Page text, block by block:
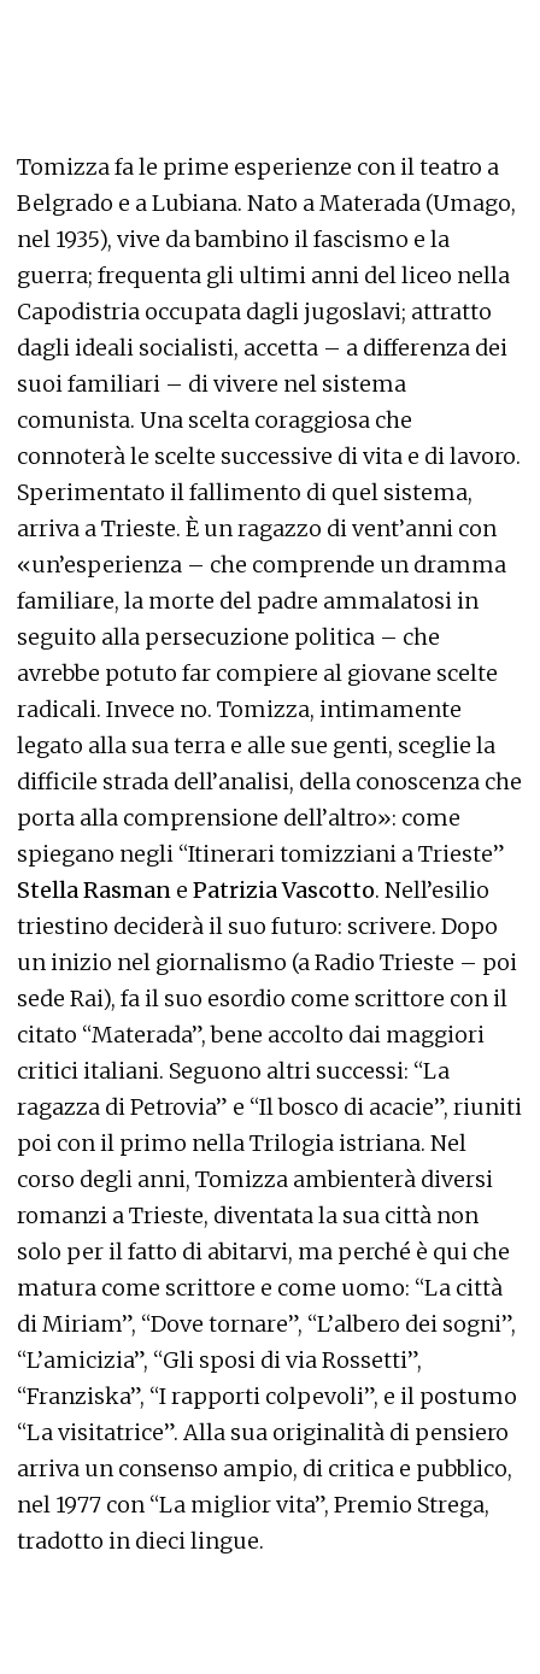
Tomizza fa le prime esperienze con il teatro a
Belgrado e a Lubiana. Nato a Materada (Umago,
nel 1935), vive da bambino il fascismo e la
guerra; frequenta gli ultimi anni del liceo nella
Capodistria occupata dagli jugoslavi; attratto
dagli ideali socialisti, accetta – a differenza dei
suoi familiari – di vivere nel sistema
comunista. Una scelta coraggiosa che
connoterà le scelte successive di vita e di lavoro.
Sperimentato il fallimento di quel sistema,
arriva a Trieste. È un ragazzo di vent’anni con
«un’esperienza – che comprende un dramma
familiare, la morte del padre ammalatosi in
seguito alla persecuzione politica – che
avrebbe potuto far compiere al giovane scelte
radicali. Invece no. Tomizza, intimamente
legato alla sua terra e alle sue genti, sceglie la
difficile strada dell’analisi, della conoscenza che
porta alla comprensione dell’altro»: come
spiegano negli “Itinerari tomizziani a Trieste”
Stella Rasman e Patrizia Vascotto. Nell’esilio
triestino deciderà il suo futuro: scrivere. Dopo
un inizio nel giornalismo (a Radio Trieste – poi
sede Rai), fa il suo esordio come scrittore con il
citato “Materada”, bene accolto dai maggiori
critici italiani. Seguono altri successi: “La
ragazza di Petrovia” e “Il bosco di acacie”, riuniti
poi con il primo nella Trilogia istriana. Nel
corso degli anni, Tomizza ambienterà diversi
romanzi a Trieste, diventata la sua città non
solo per il fatto di abitarvi, ma perché è qui che
matura come scrittore e come uomo: “La città
di Miriam”, “Dove tornare”, “L’albero dei sogni”,
“L’amicizia”, “Gli sposi di via Rossetti”,
“Franziska”, “I rapporti colpevoli”, e il postumo
“La visitatrice”. Alla sua originalità di pensiero
arriva un consenso ampio, di critica e pubblico,
nel 1977 con “La miglior vita”, Premio Strega,
tradotto in dieci lingue.